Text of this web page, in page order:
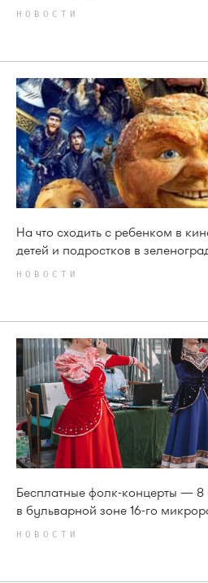
НОВОСТИ
На что сходить с ребенком в
детей и подростков в
НОВОСТИ
Бесплатные фолк-концерты — 8
в бульварной зоне 16-го
НОВОСТИ